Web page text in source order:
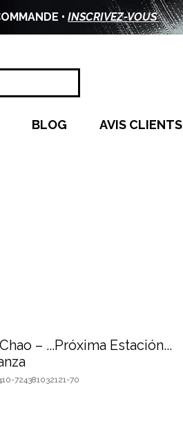
•INSCRIVEZ-VOUS
BLOG AVIS CLIENTS
‎– ...Próxima Estación...
724381032121-70